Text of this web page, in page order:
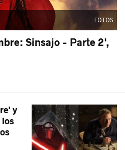
FOTOS
Sinsajo - Parte 2',
y